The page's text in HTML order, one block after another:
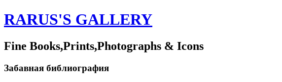
RARUS'S GALLERY
Fine Books,Prints,Photographs & Icons
Забавная библиография